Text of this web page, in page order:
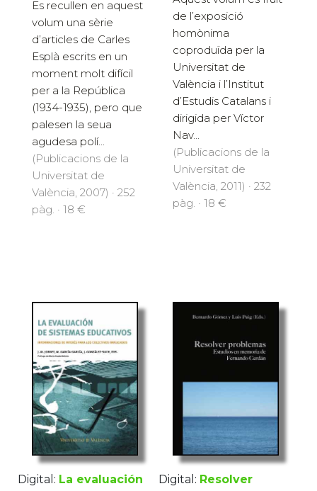
Es recullen en aquest
volum una sèrie
d’articles de Carles
Esplà escrits en un
moment molt difícil
per a la República
(1934-1935), pero que
palesen la seua
agudesa polí...
(Publicacions de la
Universitat de
València, 2007) · 252
pàg. · 18 €
de l’exposició
homònima
coproduïda per la
Universitat de
València i l’Institut
d’Estudis Catalans i
dirigida per Víctor
Nav...
(Publicacions de la
Universitat de
València, 2011) · 232
pàg. · 18 €
Digital: La evaluación
Digital: Resolver